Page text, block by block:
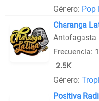
Género: Pop
Charanga
Antofagasta
Frecuencia:
2.5K
Género:
Positiva